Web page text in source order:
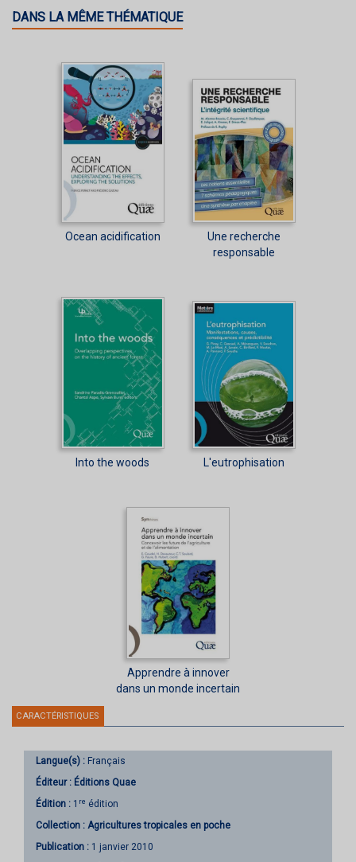
DANS LA MÊME THÉMATIQUE
Ocean acidification
Une recherche
responsable
Into the woods L'eutrophisation
Apprendre à innover
dans un monde incertain
CARACTÉRISTIQUES
Langue(s) : Français
Éditeur : Éditions Quae
Édition : 1 re édition
Collection : Agricultures tropicales en poche
Publication : 1 janvier 2010